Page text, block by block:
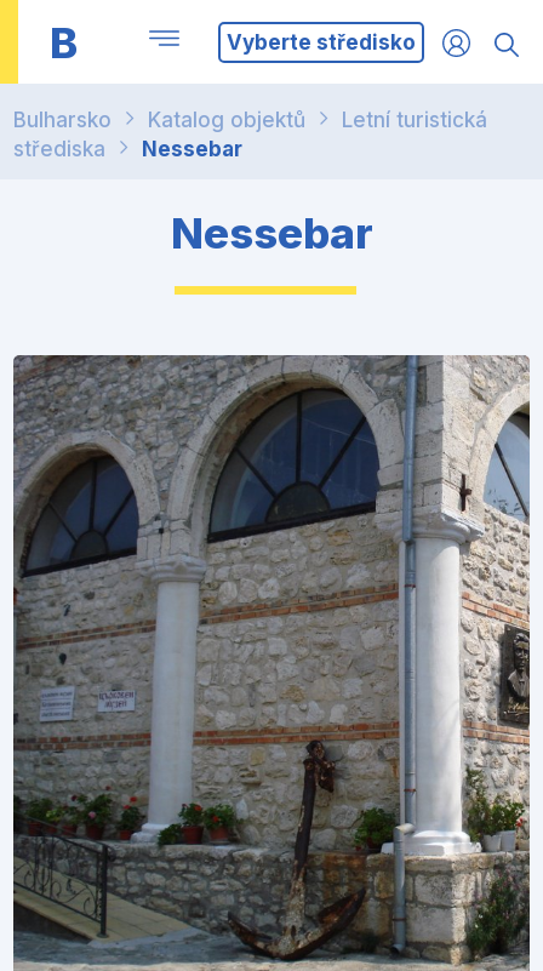
B Vyberte středisko
Bulharsko Katalog objektů
Letní turistická
střediska
Nessebar
Nessebar